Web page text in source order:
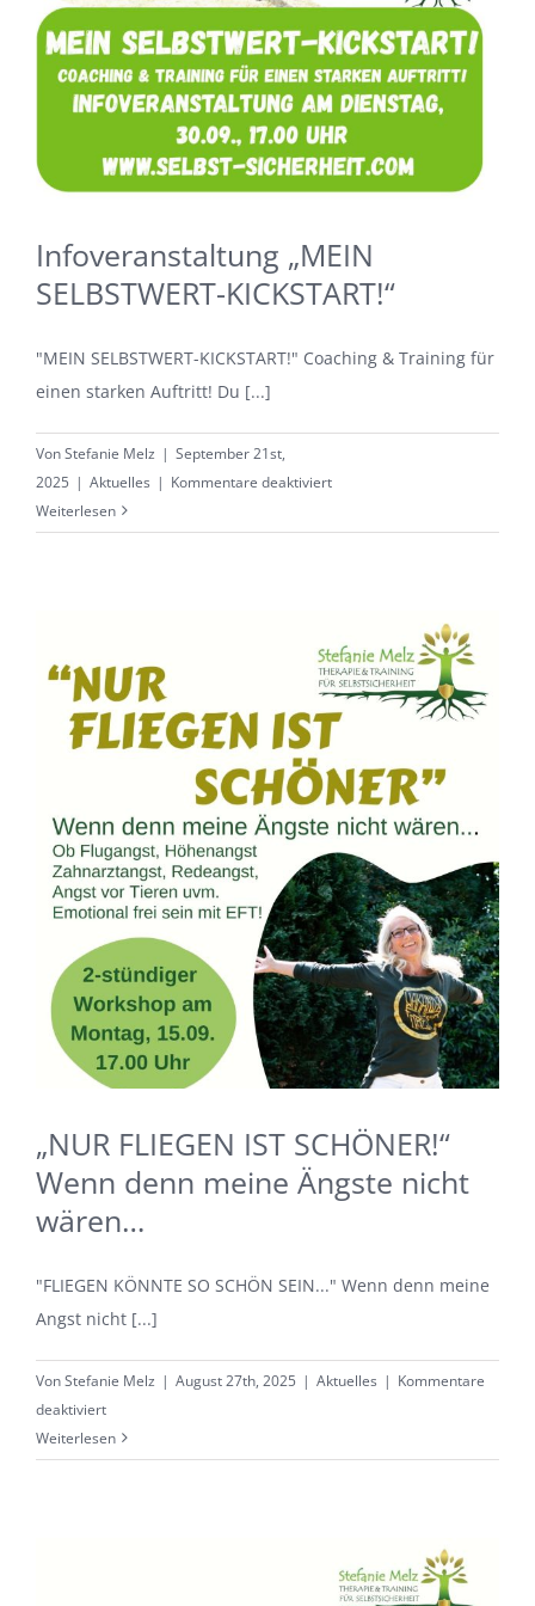
Infoveranstaltung „MEIN
SELBSTWERT-KICKSTART!“
"MEIN SELBSTWERT-KICKSTART!" Coaching & Training für
einen starken Auftritt! Du [...]
VonStefanie Melz | September 21st,
2025 | Aktuelles | Kommentare deaktiviertfür
„MEIN
Weiterlesen
„NUR FLIEGEN IST SCHÖNER!“
Wenn denn meine Ängste nicht
wären…
"FLIEGEN KÖNNTE SO SCHÖN SEIN..." Wenn denn meine
Angst nicht [...]
VonStefanie Melz | August 27th, 2025 | Aktuelles | Kommentare
deaktiviertfür
„NUR
FLIEGEN
Weiterlesen